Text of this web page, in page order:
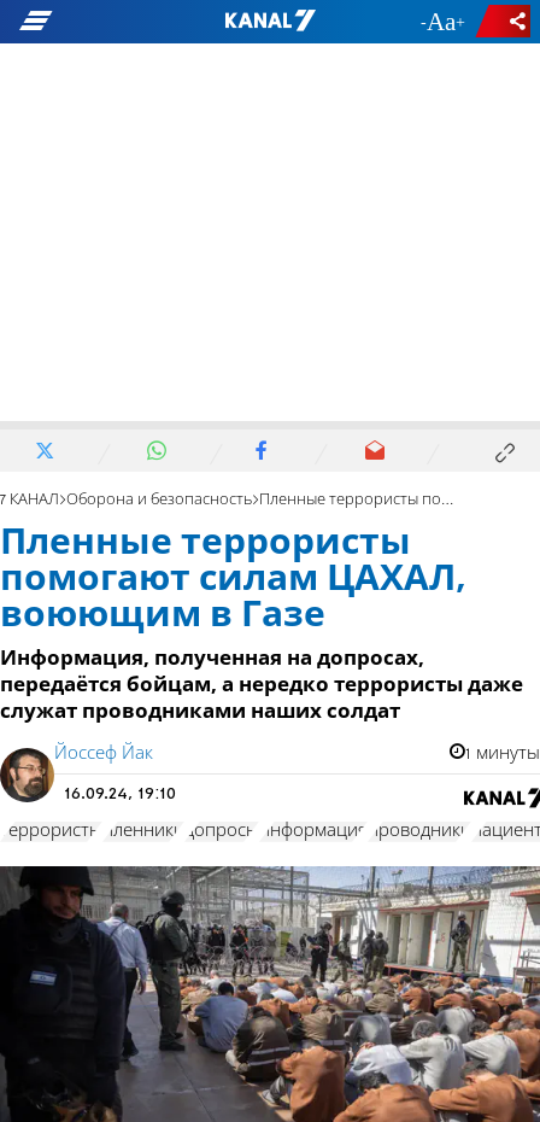
- +
7 КАНАЛ Оборона и безопасность Пленные террористы помогают силам ЦАХАЛ, воюющим в Газе
Пленные террористы
помогают силам ЦАХАЛ,
воюющим в Газе
Информация, полученная на допросах,
передаётся бойцам, а нередко террористы даже
служат проводниками наших солдат
Йоссеф Йак 1 минуты
16.09.24, 19:10
террористы пленники допросы информация проводники